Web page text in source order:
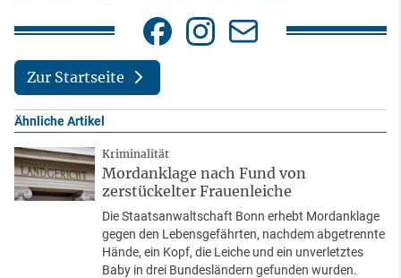
Zur Startseite
Ähnliche Artikel
Kriminalität
Mordanklage nach Fund von
zerstückelter Frauenleiche
Die Staatsanwaltschaft Bonn erhebt Mordanklage
gegen den Lebensgefährten, nachdem abgetrennte
Hände, ein Kopf, die Leiche und ein unverletztes
Baby in drei Bundesländern gefunden wurden.